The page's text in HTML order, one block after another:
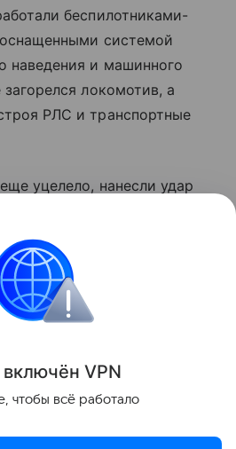
беспилотниками-
системой
наведения и машинного
загорелся локомотив, а
РЛС и транспортные
уцелело, нанесли удар
в некоторых источниках,
частью воздушного подрыва.
дорогостоящей
ему на передовой.
Поделиться
включён VPN
чтобы всё работало